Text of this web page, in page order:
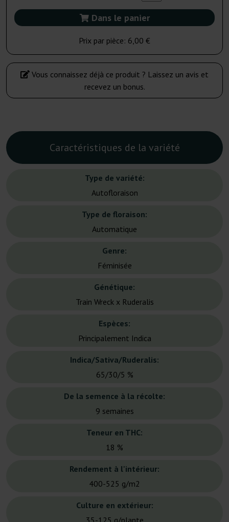
Dans le panier
Prix par pièce: 6,00 €
Vous connaissez déjà ce produit ? Laissez un avis et
recevez un bonus.
Caractéristiques de la variété
Type de variété:
Autofloraison
Type de floraison:
Automatique
Genre:
Féminisée
Génétique:
Train Wreck x Ruderalis
Espèces:
Principalement Indica
Indica/Sativa/Ruderalis:
65/30/5 %
De la semence à la récolte:
9 semaines
Teneur en THC:
18 %
Rendement à l'intérieur:
400-525 g/m2
Culture en extérieur: